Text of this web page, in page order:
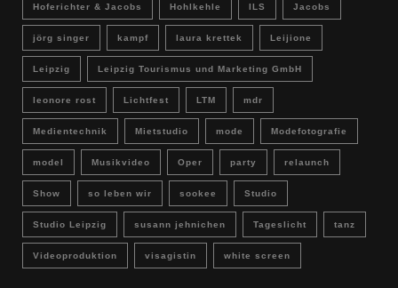
Hoferichter & Jacobs Hohlkehle ILS Jacobs
jörg singer kampf laura krettek Leijione
Leipzig Leipzig Tourismus und Marketing GmbH
leonore rost Lichtfest LTM mdr
Medientechnik Mietstudio mode Modefotografie
model Musikvideo Oper party relaunch
Show so leben wir sookee Studio
Studio Leipzig susann jehnichen Tageslicht tanz
Videoproduktion visagistin white screen